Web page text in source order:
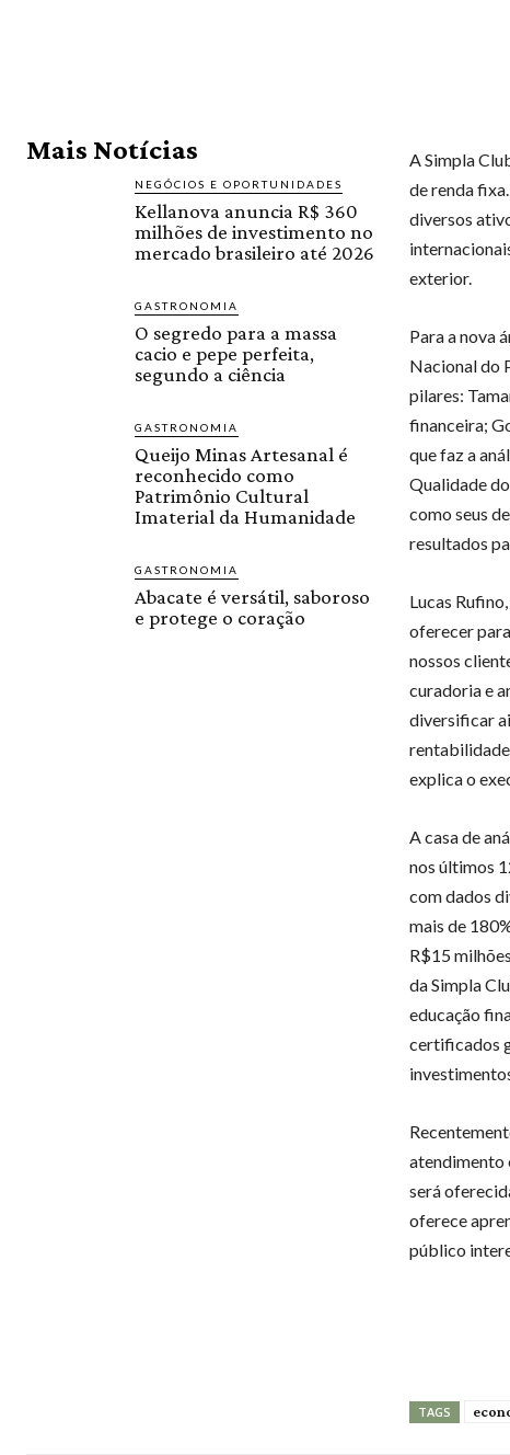
Mais Notícias
NEGÓCIOS E OPORTUNIDADES
Kellanova anuncia R$ 360
milhões de investimento no
mercado brasileiro até 2026
GASTRONOMIA
O segredo para a massa
cacio e pepe perfeita,
segundo a ciência
GASTRONOMIA
Queijo Minas Artesanal é
reconhecido como
Patrimônio Cultural
Imaterial da Humanidade
GASTRONOMIA
Abacate é versátil, saboroso
e protege o coração
A Simpla
de renda
diversos
exterior.
Para a nova
Nacional do
pilares:
financeira;
que faz a
Qualidade
como seus
resultados
Lucas
oferecer
nossos
curadoria e
diversificar
rentabilidade
explica o
A casa de
nos últimos
com dados
mais de
R$15
da Simpla
educação
certificados
atendimento
será
oferece
público
TAGS